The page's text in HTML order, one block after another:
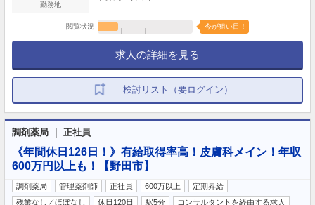
勤務地
閲覧状況 今が狙い目！
求人の詳細を見る
検討リスト（要ログイン）
調剤薬局 ｜ 正社員
《年間休日126日！》有給取得率高！皮膚科メイン！年収
600万円以上も！【野田市】
調剤薬局 管理薬剤師 正社員 600万以上
定期昇給
残業なし／ほぼなし
休日120日 駅5分 コンサルタントを経由する求人